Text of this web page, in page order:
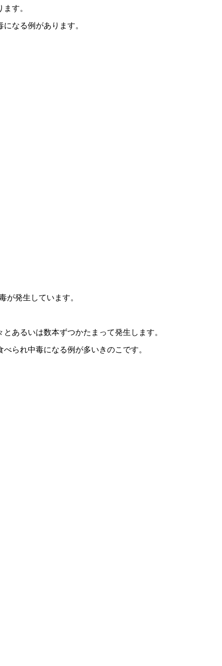
す。
なる例があります。
発生しています。
あるいは数本ずつかたまって発生します。
られ中毒になる例が多いきのこです。